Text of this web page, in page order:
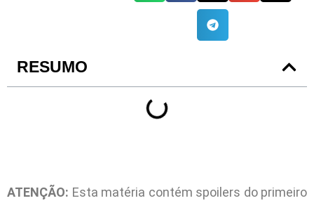
RESUMO
ATENÇÃO: Esta matéria contém spoilers do primeiro